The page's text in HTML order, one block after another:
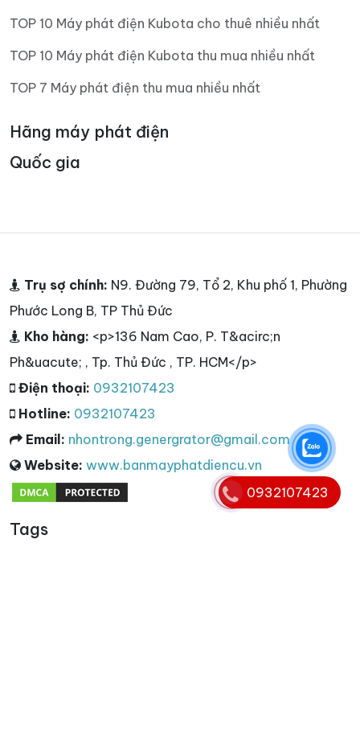
TOP 10 Máy phát điện Kubota cho thuê nhiều nhất
TOP 10 Máy phát điện Kubota thu mua nhiều nhất
TOP 7 Máy phát điện thu mua nhiều nhất
Hãng máy phát điện
Quốc gia
Trụ sợ chính: N9. Đường 79, Tổ 2, Khu phố 1, Phường
Phước Long B, TP Thủ Đức
Kho hàng: <p>136 Nam Cao, P. T&acirc;n
Ph&uacute; , Tp. Thủ Đức , TP. HCM</p>
Điện thoại: 0932107423
Hotline: 0932107423
Email: nhontrong.genergrator@gmail.com
Website: www.banmayphatdiencu.vn
Tags
0932107423